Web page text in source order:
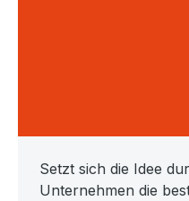
Setzt sich die Idee
Unternehmen die